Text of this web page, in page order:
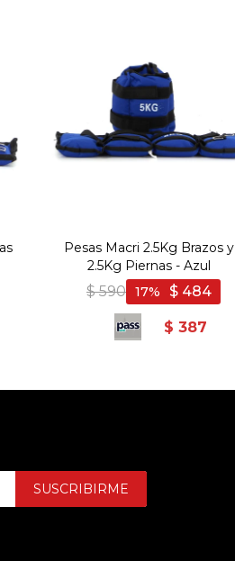
Pesas Macri 2.5Kg Brazos y
2.5Kg Piernas - Azul
$ 590 $ 484
17
$ 387
SUSCRIBIRME